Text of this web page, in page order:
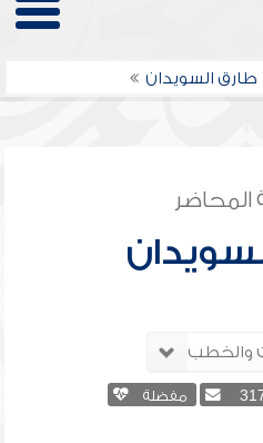
طارق السويدان
مفضلة